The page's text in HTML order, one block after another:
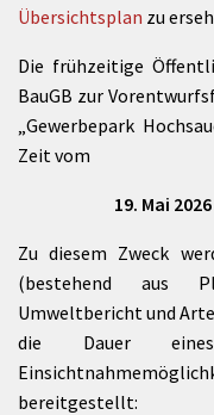
Übersichtsplan zu
Die frühzeitige
BauGB zur
„Gewerbepark
Zeit vom
19. Mai
Zu diesem Zweck
(bestehend aus
Umweltbericht und
die Dauer
bereitgestellt: